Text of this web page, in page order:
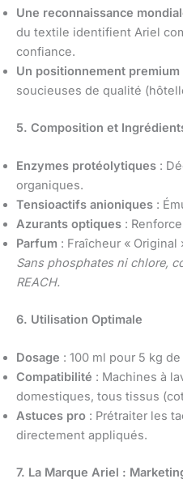
Une reconnaissance
du textile identifient Ariel
confiance.
Un positionnement premium
soucieuses de qualité
5. Composition et
Enzymes protéolytiques :
organiques.
Tensioactifs anioniques :
Azurants optiques :
Parfum : Fraîcheur «
Sans phosphates ni chlore,
REACH.
6. Utilisation Optimale
Dosage : 100 ml pour 5 kg
Compatibilité : Machines à
domestiques, tous tissus
Astuces pro : Prétraiter les
directement appliqués.
7. La Marque Ariel :